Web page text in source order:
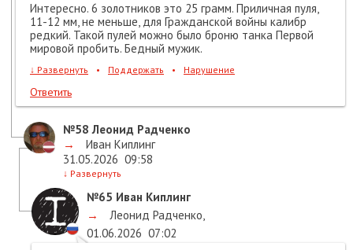
Интересно. 6 золотников это 25 грамм. Приличная пуля,
11-12 мм, не меньше, для Гражданской войны калибр
редкий. Такой пулей можно было броню танка Первой
мировой пробить. Бедный мужик.
↓ Развернуть • Поддержать • Нарушение
Ответить
№58 Леонид Радченко
→
Иван Киплинг
31.05.2026 09:58
↓ Развернуть
№65 Иван Киплинг
→
Леонид Радченко,
01.06.2026 07:02